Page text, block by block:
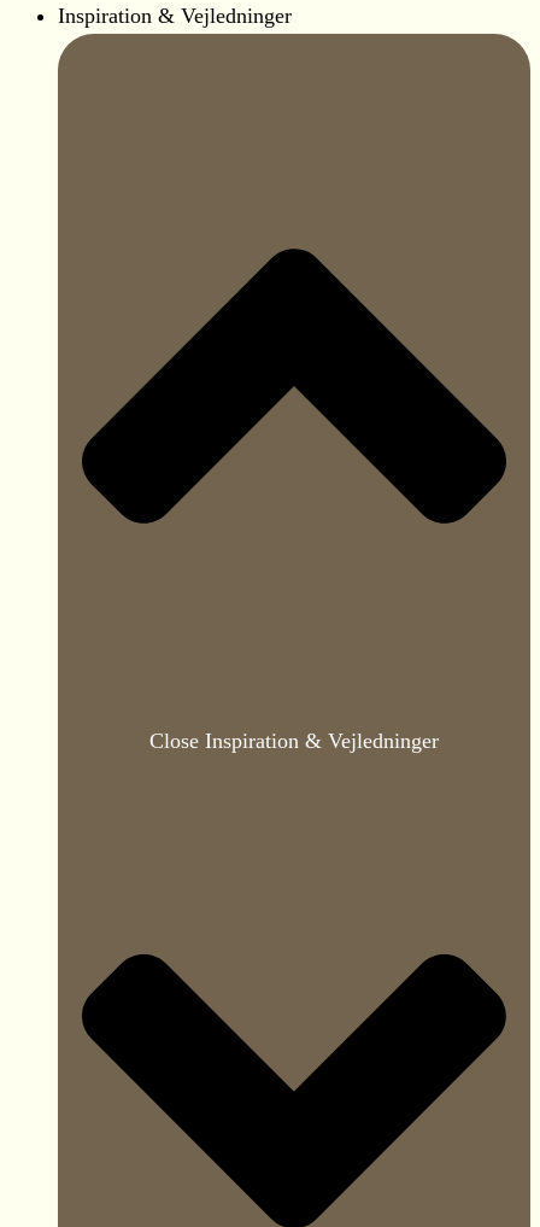
Inspiration & Vejledninger
Close Inspiration & Vejledninger